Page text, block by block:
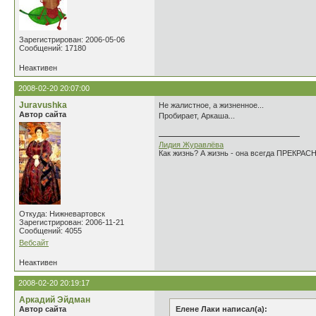
Зарегистрирован: 2006-05-06
Сообщений: 17180
Неактивен
2008-02-20 20:07:00
Juravushka
Автор сайта
Откуда: Нижневартовск
Зарегистрирован: 2006-11-21
Сообщений: 4055
Вебсайт
Не жалистное, а жизненное...
Пробирает, Аркаша...
Лидия Журавлёва
Как жизнь? А жизнь - она всегда
Неактивен
2008-02-20 20:19:17
Аркадий Эйдман
Автор сайта Елене Лаки написал(а):